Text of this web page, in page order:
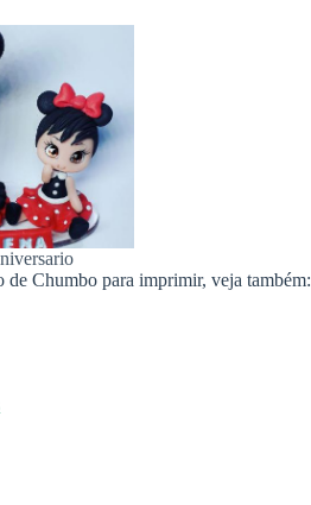
Chumbo para imprimir, veja também: